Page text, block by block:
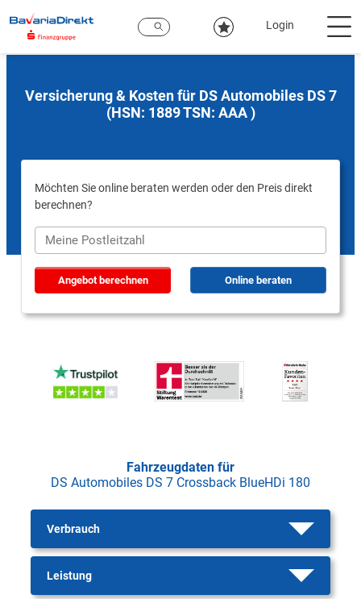
Hauptinhalt
Login
Versicherung & Kosten für DS Automobiles DS 7
(HSN: 1889 TSN: AAA )
Möchten Sie online beraten werden oder den Preis direkt
berechnen?
Angebot berechnen Online beraten
Fahrzeugdaten für
DS Automobiles DS 7 Crossback BlueHDi 180
Verbrauch
Leistung